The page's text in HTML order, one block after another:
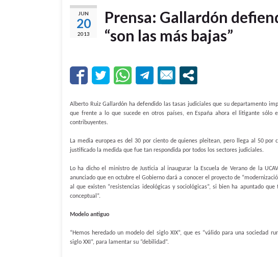
JUN
20
2013
Prensa: Gallardón
“son las más bajas”
Alberto Ruiz Gallardón ha defendido las tasas judiciales que su departamento
que frente a lo que sucede en otros países, en España ahora el litigante
contribuyentes.
La media europea es del 30 por ciento de quienes pleitean, pero llega al 50
justificado la medida que fue tan respondida por todos los sectores judiciales.
Lo ha dicho el ministro de Justicia al inaugurar la Escuela de Verano de la
anunciado que en octubre el Gobierno dará a conocer el proyecto de
al que existen “resistencias ideológicas y sociológicas”, si bien ha apuntado
conceptual”.
Modelo antiguo
“Hemos heredado un modelo del siglo XIX”, que es “válido para una sociedad
siglo XXI”, para lamentar su “debilidad”.